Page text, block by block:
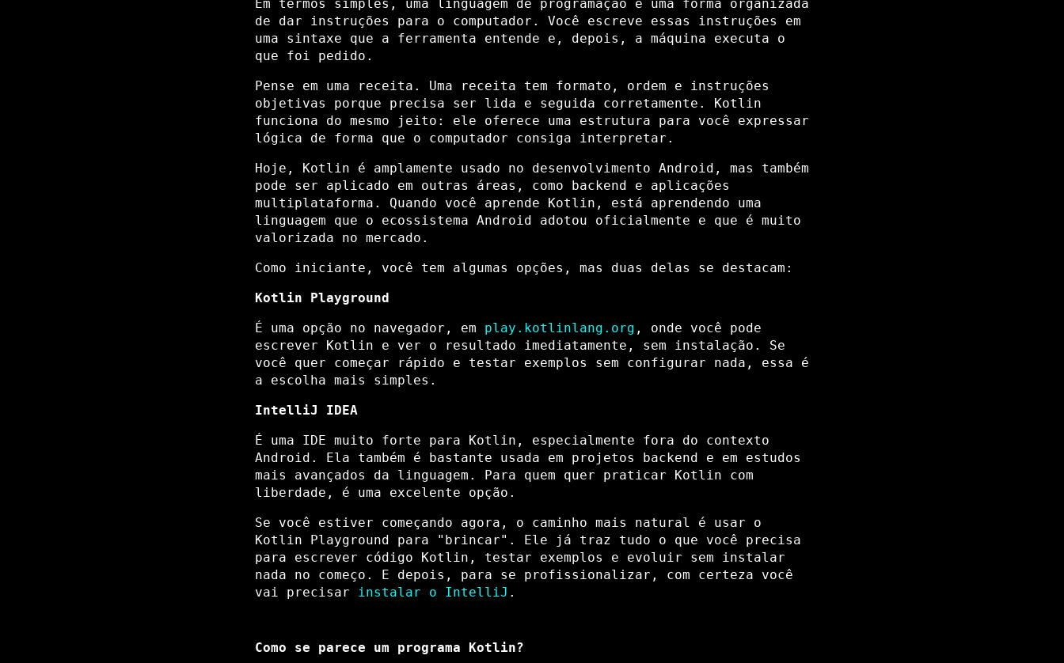
Em termos simples, uma linguagem de programação é uma forma organizada
de dar instruções para o computador. Você escreve essas instruções em
uma sintaxe que a ferramenta entende e, depois, a máquina executa o
que foi pedido.
Pense em uma receita. Uma receita tem formato, ordem e instruções
objetivas porque precisa ser lida e seguida corretamente. Kotlin
funciona do mesmo jeito: ele oferece uma estrutura para você expressar
lógica de forma que o computador consiga interpretar.
Hoje, Kotlin é amplamente usado no desenvolvimento Android, mas também
pode ser aplicado em outras áreas, como backend e aplicações
multiplataforma. Quando você aprende Kotlin, está aprendendo uma
linguagem que o ecossistema Android adotou oficialmente e que é muito
valorizada no mercado.
Como iniciante, você tem algumas opções, mas duas delas se destacam:
Kotlin Playground
É uma opção no navegador, em play.kotlinlang.org , onde você pode
escrever Kotlin e ver o resultado imediatamente, sem instalação. Se
você quer começar rápido e testar exemplos sem configurar nada, essa é
a escolha mais simples.
IntelliJ IDEA
É uma IDE muito forte para Kotlin, especialmente fora do contexto
Android. Ela também é bastante usada em projetos backend e em estudos
mais avançados da linguagem. Para quem quer praticar Kotlin com
liberdade, é uma excelente opção.
Se você estiver começando agora, o caminho mais natural é usar o
Kotlin Playground para "brincar". Ele já traz tudo o que você precisa
para escrever código Kotlin, testar exemplos e evoluir sem instalar
nada no começo. E depois, para se profissionalizar, com certeza você
vai precisar instalar o IntelliJ .
Como se parece um programa Kotlin?